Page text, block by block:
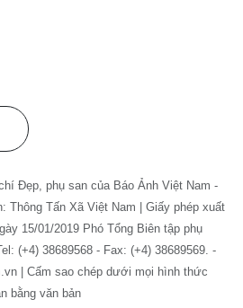
Đẹp, phụ san của Báo Ảnh Việt Nam -
Thông Tấn Xã Việt Nam | Giấy phép xuất
15/01/2019 Phó Tổng Biên tập phụ
(+4) 38689568 - Fax: (+4) 38689569. -
| Cấm sao chép dưới mọi hình thức
bằng văn bản